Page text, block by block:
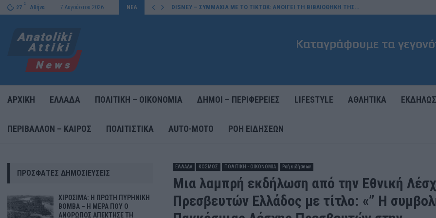
27
C
Αθήνα 7 Αυγούστου 2026 ΝΕΑ DISNEY – ΣΥΜΜΑΧΙΑ ΜΕ ΤΟ TIKTOK: ΑΝΟΙΓΕΙ ΤΗ ΒΙΒΛΙΟΘΗΚΗ ΤΗΣ…
ΑΡΧΙΚΗ ΕΛΛΑΔΑ ΠΟΛΙΤΙΚΗ – ΟΙΚΟΝΟΜΙΑ ΔΗΜΟΙ – ΠΕΡΙΦΕΡΕΙΕΣ LIFESTYLE ΑΘΛΗΤΙΚΑ
ΠΕΡΙΒΑΛΛΟΝ – ΚΑΙΡΟΣ ΠΟΛΙΤΙΣΤΙΚΑ AUTO-MOTO ΡΟΉ ΕΙΔΉΣΕΩΝ
ΕΛΛΑΔΑ ΚΟΣΜΟΣ ΠΟΛΙΤΙΚΗ - ΟΙΚΟΝΟΜΙΑ Ροή ειδήσεων
Μια λαμπρή εκδήλωση από την Εθνική
Πρεσβευτών Ελλάδος με τίτλο: «” Η
ΠΡΌΣΦΑΤΕΣ ΔΗΜΟΣΙΕΎΣΕΙΣ
ΧΙΡΟΣΙΜΑ: Η ΠΡΩΤΗ ΠΥΡΗΝΙΚΗ
ΒΟΜΒΑ – Η ΜΕΡΑ ΠΟΥ Ο
ΑΝΘΡΩΠΟΣ ΑΠΕΚΤΗΣΕ ΤΗ